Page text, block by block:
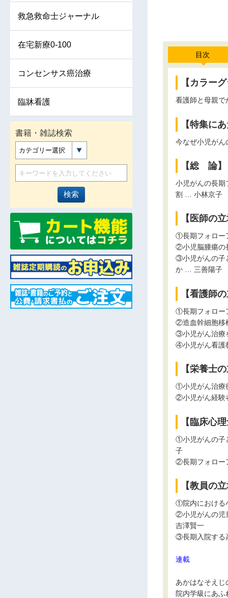
目次
【カラー
看護師と母親
【特集に
今なぜ小児が
【総 論】
小児がんの長期
割 … 小林京子
【医師の
①長期フォロー
②小児脳腫瘍の
③小児がんの子
か … 三善陽子
【看護師
①長期フォロー
②造血幹細胞移
③小児がん治療
④小児がん看護
【栄養士
①小児がん治療
②小児がん経験
【臨床心
①小児がんの子
子
②長期フォロー
【教員の
①院内における
②小児がんの児
吉澤賢一
③長期入院す
連載
あかはなそえ
院内学級にあ
救急救命士ジャーナル
在宅新療0-100
コンセンサス癌治療
臨牀看護
書籍・雑誌検索
カテゴリー選択